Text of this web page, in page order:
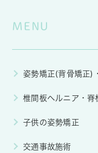
MENU
姿勢矯正(背骨矯正)
椎間板ヘルニア・脊
子供の姿勢矯正
交通事故施術